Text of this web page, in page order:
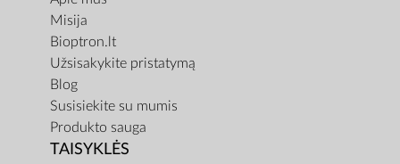
Misija
Bioptron.lt
Užsisakykite pristatymą
Blog
Susisiekite su mumis
Produkto sauga
TAISYKLĖS